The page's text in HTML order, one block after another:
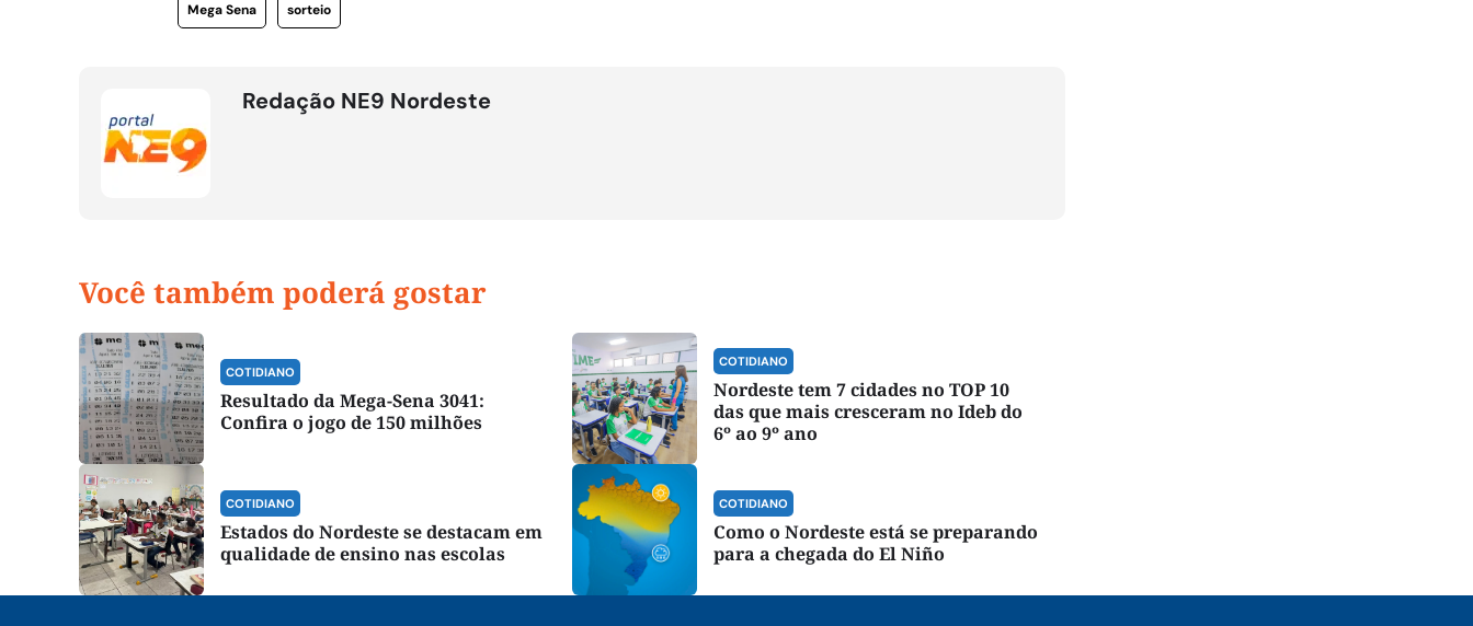
Mega Sena sorteio
Redação NE9 Nordeste
Você também poderá gostar
COTIDIANO
Resultado da Mega-Sena 3041:
Confira o jogo de 150 milhões
COTIDIANO
Nordeste tem 7 cidades no TOP 10
das que mais cresceram no Ideb do
6º ao 9º ano
COTIDIANO
Estados do Nordeste se destacam em
qualidade de ensino nas escolas
COTIDIANO
Como o Nordeste está se preparando
para a chegada do El Niño